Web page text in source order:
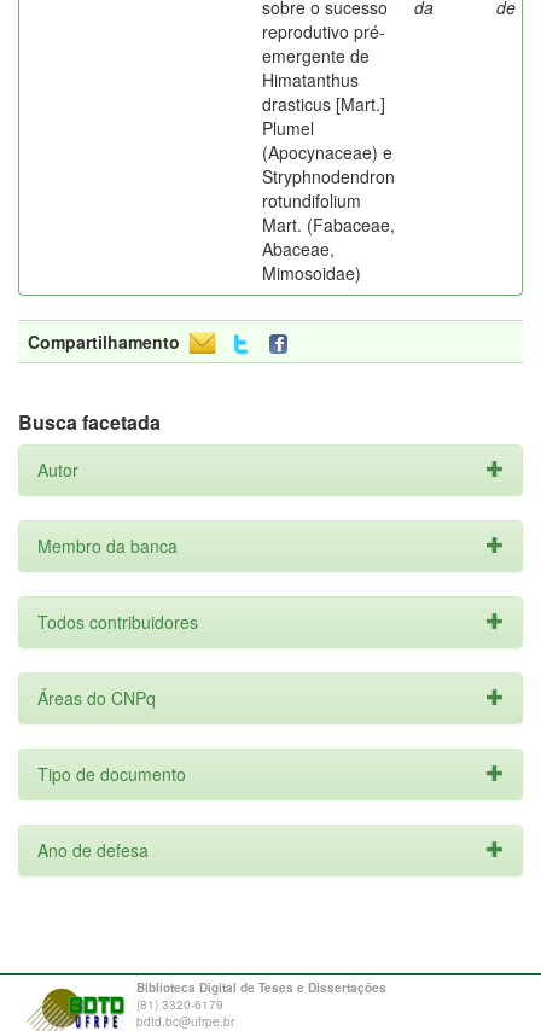
sobre o sucesso
reprodutivo pré-
emergente de
Himatanthus
drasticus [Mart.]
Plumel
(Apocynaceae) e
Stryphnodendron
rotundifolium
Mart. (Fabaceae,
Abaceae,
Mimosoidae)
da de
Compartilhamento
Busca facetada
Autor
Membro da banca
Todos contribuidores
Áreas do CNPq
Tipo de documento
Ano de defesa
Biblioteca Digital de Teses e Dissertações
(81) 3320-6179
bdtd.bc@ufrpe.br